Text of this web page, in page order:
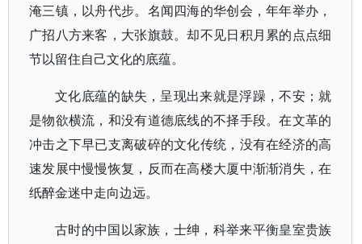
淹三镇，以舟代步。名闻四海的华创会，年年举办，
广招八方来客，大张旗鼓。却不见日积月累的点点细
节以留住自己文化的底蕴。
文化底蕴的缺失，呈现出来就是浮躁，不安；就
是物欲横流，和没有道德底线的不择手段。在文革的
冲击之下早已支离破碎的文化传统，没有在经济的高
速发展中慢慢恢复，反而在高楼大厦中渐渐消失，在
纸醉金迷中走向边远。
古时的中国以家族，士绅，科举来平衡皇室贵族